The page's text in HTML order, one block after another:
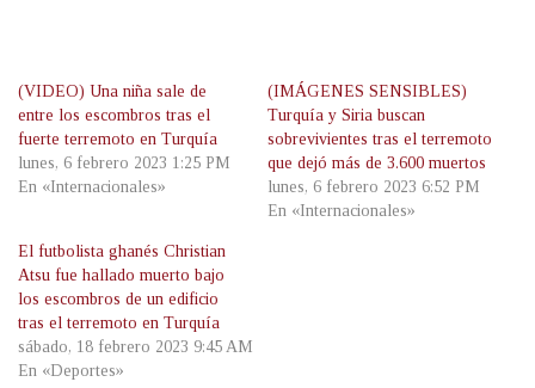
(VIDEO) Una niña sale de
entre los escombros tras el
fuerte terremoto en Turquía
lunes, 6 febrero 2023 1:25 PM
En «Internacionales»
(IMÁGENES SENSIBLES)
Turquía y Siria buscan
sobrevivientes tras el terremoto
que dejó más de 3.600 muertos
lunes, 6 febrero 2023 6:52 PM
En «Internacionales»
El futbolista ghanés Christian
Atsu fue hallado muerto bajo
los escombros de un edificio
tras el terremoto en Turquía
sábado, 18 febrero 2023 9:45 AM
En «Deportes»